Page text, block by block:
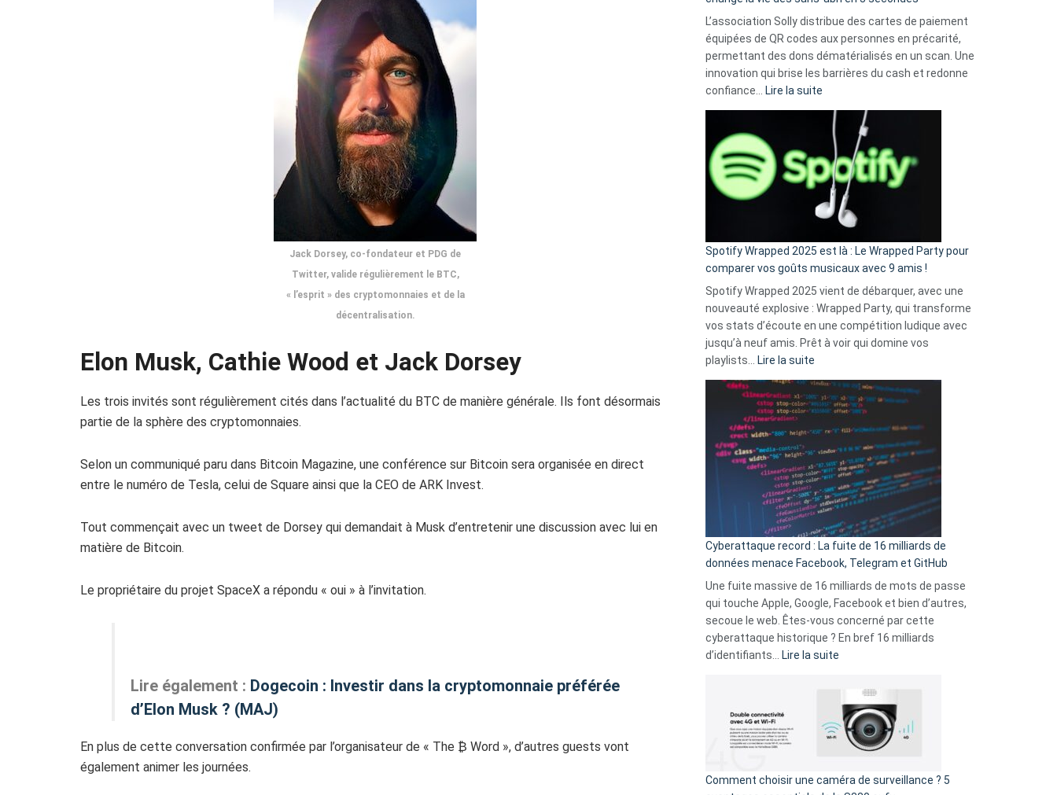
Jack Dorsey, co-fondateur et PDG de
Twitter, valide régulièrement le BTC,
« l’esprit » des cryptomonnaies et de la
décentralisation.
Elon Musk, Cathie Wood et Jack Dorsey
Les trois invités sont régulièrement cités dans l’actualité du BTC de manière générale. Ils font désormais
partie de la sphère des cryptomonnaies.
Selon un communiqué paru dans Bitcoin Magazine, une conférence sur Bitcoin sera organisée en direct
entre le numéro de Tesla, celui de Square ainsi que la CEO de ARK Invest.
Tout commençait avec un tweet de Dorsey qui demandait à Musk d’entretenir une discussion avec lui en
matière de Bitcoin.
Le propriétaire du projet SpaceX a répondu « oui » à l’invitation.
Lire également : Dogecoin : Investir dans la cryptomonnaie préférée
d’Elon Musk ? (MAJ)
En plus de cette conversation confirmée par l’organisateur de « The ₿ Word », d’autres guests vont
également animer les journées.
L’association Solly distribue des cartes de paiement
équipées de QR codes aux personnes en précarité,
permettant des dons dématérialisés en un scan. Une
innovation qui brise les barrières du cash et redonne
confiance… Lire la suite
Fini
l’excuse
je
n’ai
pas
de
cash
»
Solly
change
la
vie
sans-
abri
en
3
secondes
Spotify Wrapped 2025 est là : Le Wrapped Party pour
comparer vos goûts musicaux avec 9 amis !
Spotify Wrapped 2025 vient de débarquer, avec une
nouveauté explosive : Wrapped Party, qui transforme
vos stats d’écoute en une compétition ludique avec
jusqu’à neuf amis. Prêt à voir qui domine vos
playlists… Lire la suite
Spotify
Wrapped
2025
est
:
Le
Wrapped
Party
pour
comparer
vos
goûts
musicaux
avec
9
amis
Cyberattaque record : La fuite de 16 milliards de
données menace Facebook, Telegram et GitHub
Une fuite massive de 16 milliards de mots de passe
qui touche Apple, Google, Facebook et bien d’autres,
secoue le web. Êtes-vous concerné par cette
cyberattaque historique ? En bref 16 milliards
d’identifiants… Lire la suite
record
La
fuite
16
Comment choisir une caméra de surveillance ? 5